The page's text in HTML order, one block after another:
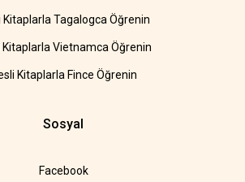
Kitaplarla Tagalogca Öğrenin
Kitaplarla Vietnamca Öğrenin
Kitaplarla Fince Öğrenin
Sosyal
Facebook